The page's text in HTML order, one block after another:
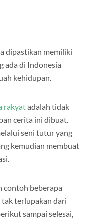
dipastikan memiliki
ada di Indonesia
kehidupan.
rakyatadalah tidak
cerita ini dibuat.
seni tutur yang
kemudian membuat
contoh beberapa
terlupakan dari
sampai selesai,